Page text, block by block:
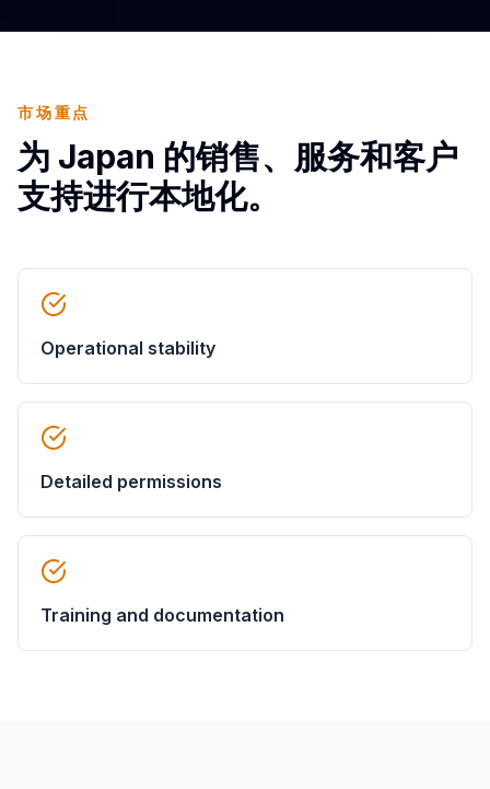
市场重点
为 Japan 的销售、服务和客户
支持进行本地化。
Operational stability
Detailed permissions
Training and documentation